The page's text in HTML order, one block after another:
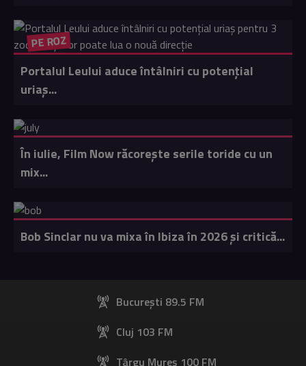
PE ROZ
Portalul Leului aduce întâlniri cu potențial
uriaș...
În iulie, Film Now răcorește serile toride cu un
mix...
Bob Sinclar nu va mixa în Ibiza în 2026 și critică...
București 89.5 FM
Cluj 103 FM
Târgu Mureș 100 FM